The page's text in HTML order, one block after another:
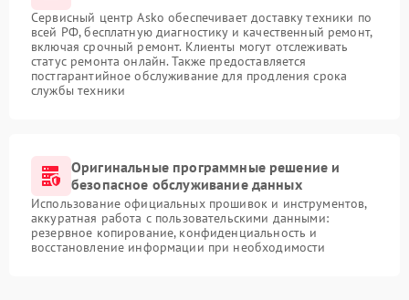
Сервисный центр Asko обеспечивает доставку техники по
всей РФ, бесплатную диагностику и качественный ремонт,
включая срочный ремонт. Клиенты могут отслеживать
статус ремонта онлайн. Также предоставляется
постгарантийное обслуживание для продления срока
службы техники
Оригинальные программные решение и
безопасное обслуживание данных
Использование официальных прошивок и инструментов,
аккуратная работа с пользовательскими данными:
резервное копирование, конфиденциальность и
восстановление информации при необходимости